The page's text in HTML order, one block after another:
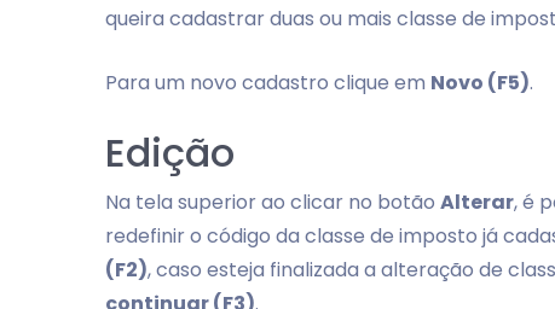
queira cadastrar duas ou mais classe de
Para um novo cadastro clique em Novo (F5).
Edição
Na tela superior ao clicar no botão Alterar, é
redefinir o código da classe de imposto já
(F2), caso esteja finalizada a alteração de